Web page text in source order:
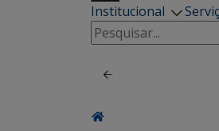
Institucional
Pesquisar
por: